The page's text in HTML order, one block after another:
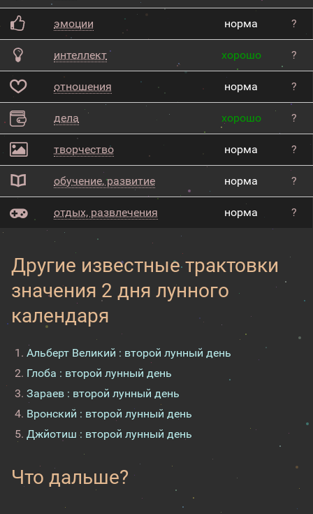
эмоции норма ?
интеллект хорошо ?
отношения норма ?
дела хорошо ?
творчество норма ?
обучение, развитие норма ?
отдых, развлечения норма ?
Другие известные трактовки
значения 2 дня лунного
календаря
Альберт Великий : второй лунный день
Глоба : второй лунный день
Зараев : второй лунный день
Вронский : второй лунный день
Джйотиш : второй лунный день
Что дальше?